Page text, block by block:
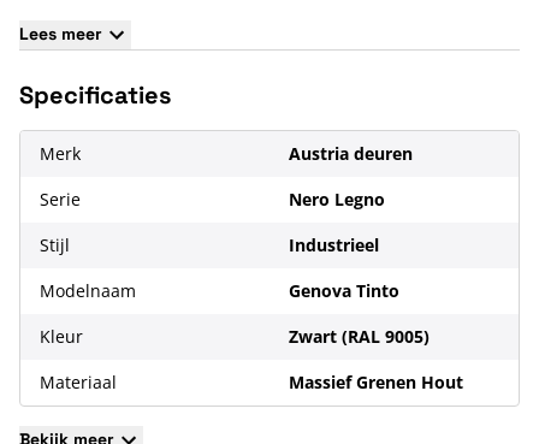
De deur is standaard voorzien van een
niet geschikt is voor een standaardslot;
Het midden van het krukgat zit op 105 cm, gemeten vanaf de
onderkant van de deur;
Er zit 12 jaar garantie op de binnendeur.
Lees meer
Specificaties
Merk
Austria deuren
Serie
Nero Legno
Stijl
Industrieel
Modelnaam
Genova Tinto
Kleur
Zwart (RAL 9005)
Materiaal
Massief Grenen Hout
Bekijk meer